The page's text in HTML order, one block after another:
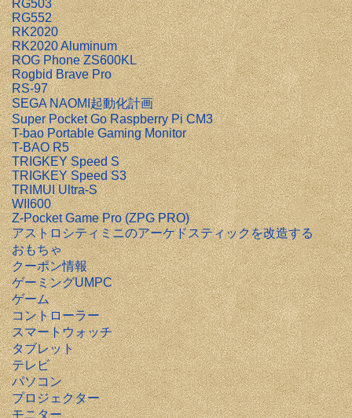
RG503
RG552
RK2020
RK2020 Aluminum
ROG Phone ZS600KL
Rogbid Brave Pro
RS-97
SEGA NAOMI起動化計画
Super Pocket Go Raspberry Pi CM3
T-bao Portable Gaming Monitor
T-BAO R5
TRIGKEY Speed S
TRIGKEY Speed S3
TRIMUI Ultra-S
WII600
Z-Pocket Game Pro (ZPG PRO)
アストロシティミニのアーケドスティックを改造する
おもちゃ
クーポン情報
ゲーミングUMPC
ゲーム
コントローラー
スマートウォッチ
タブレット
テレビ
パソコン
プロジェクター
モニター